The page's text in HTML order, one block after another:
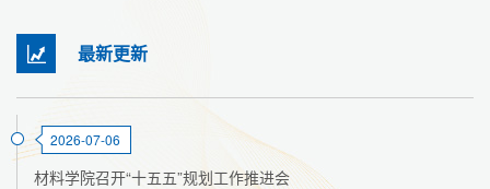
最新更新
2026-07-06
材料学院召开“十五五”规划工作推进会